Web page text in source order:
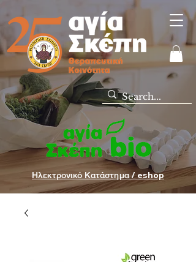
Ηλεκτρονικό Κατάστημα / eshop